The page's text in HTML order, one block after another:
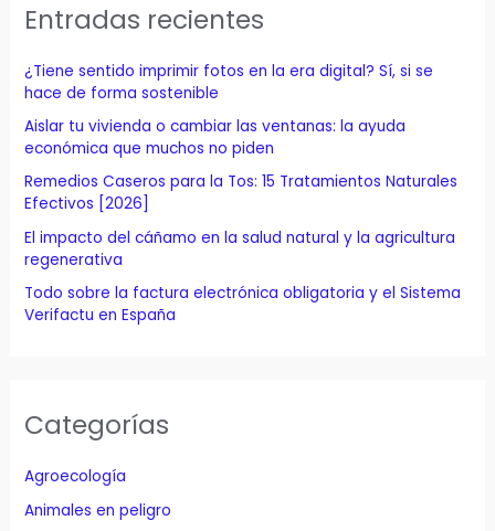
r
p
o
r
:
Entradas recientes
¿Tiene sentido imprimir fotos en la era digital? Sí, si se
hace de forma sostenible
Aislar tu vivienda o cambiar las ventanas: la ayuda
económica que muchos no piden
Remedios Caseros para la Tos: 15 Tratamientos Naturales
Efectivos [2026]
El impacto del cáñamo en la salud natural y la agricultura
regenerativa
Todo sobre la factura electrónica obligatoria y el Sistema
Verifactu en España
Categorías
Agroecología
Animales en peligro